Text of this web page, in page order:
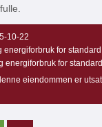
10-22
energiforbruk for
energiforbruk for
eiendommen er